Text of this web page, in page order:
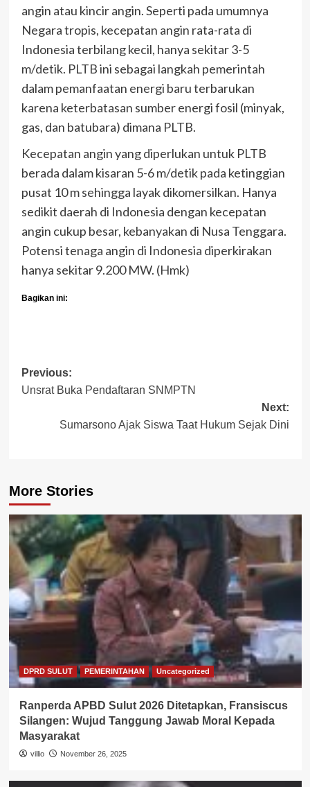
angin atau kincir angin. Seperti pada umumnya
Negara tropis, kecepatan angin rata-rata di
Indonesia terbilang kecil, hanya sekitar 3-5
m/detik. PLTB ini sebagai langkah pemerintah
dalam pemanfaatan energi baru terbarukan
karena keterbatasan sumber energi fosil (minyak,
gas, dan batubara) dimana PLTB.
Kecepatan angin yang diperlukan untuk PLTB
berada dalam kisaran 5-6 m/detik pada ketinggian
pusat 10 m sehingga layak dikomersilkan. Hanya
sedikit daerah di Indonesia dengan kecepatan
angin cukup besar, kebanyakan di Nusa Tenggara.
Potensi tenaga angin di Indonesia diperkirakan
hanya sekitar 9.200 MW. (Hmk)
Bagikan ini:
Post
navigation
Previous:
Unsrat Buka Pendaftaran SNMPTN
Next:
Sumarsono Ajak Siswa Taat Hukum Sejak Dini
More Stories
DPRD SULUT PEMERINTAHAN Uncategorized
Ranperda APBD Sulut 2026 Ditetapkan, Fransiscus
Silangen: Wujud Tanggung Jawab Moral Kepada
Masyarakat
villio November 26, 2025